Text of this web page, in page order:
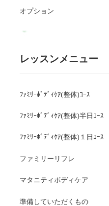
オプション
レッスンメニュー
ﾌｧﾐﾘｰﾎﾞﾃﾞｨｹｱ(整体)ｺｰｽ
ﾌｧﾐﾘｰﾎﾞﾃﾞｨｹｱ(整体)半日ｺｰｽ
ﾌｧﾐﾘｰﾎﾞﾃﾞｨｹｱ(整体)１日ｺｰｽ
ファミリーリフレ
マタニティボディケア
準備していただくもの